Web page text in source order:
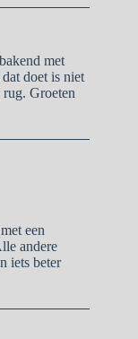
met
doet is niet
Groeten
een
andere
iets beter